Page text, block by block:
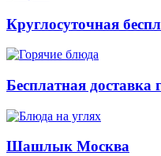
Круглосуточная
Бесплатная доставка
Шашлык Москва